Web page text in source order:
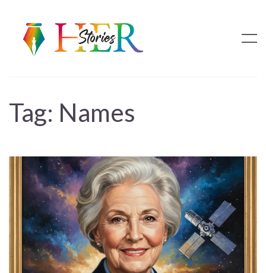
Tag: Names